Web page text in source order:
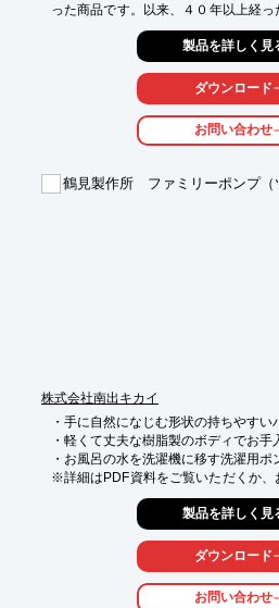
った商品です。以来、４０年以上経っ
さは家電市場において絶大な支持を
の位置を確立しています。詳しくは
しくはお問い合わせください。
製品を詳しく見
ダウンロード
お問い合わせ
鶴見製作所 ファミリーポンプ
株式会社南出キカイ
・手に自然になじむ形状の持ちやすい
・軽くて丈夫な樹脂製のボディでお手
・お風呂の水を洗濯機に移す洗濯用ポ
※詳細はPDF資料をご覧いただくか、
製品を詳しく見
ダウンロード
お問い合わせ